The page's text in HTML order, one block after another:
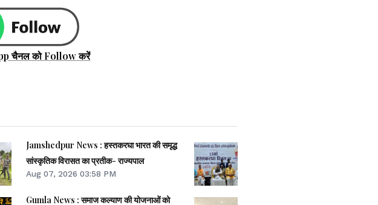
चैनल को Follow करें
Jamshedpur News : हस्तकरघा भारत की समृद्ध
सांस्कृतिक विरासत का प्रतीक- राज्यपाल
Aug 07, 2026 03:58 PM
Gumla News : समाज कल्याण की योजनाओं को